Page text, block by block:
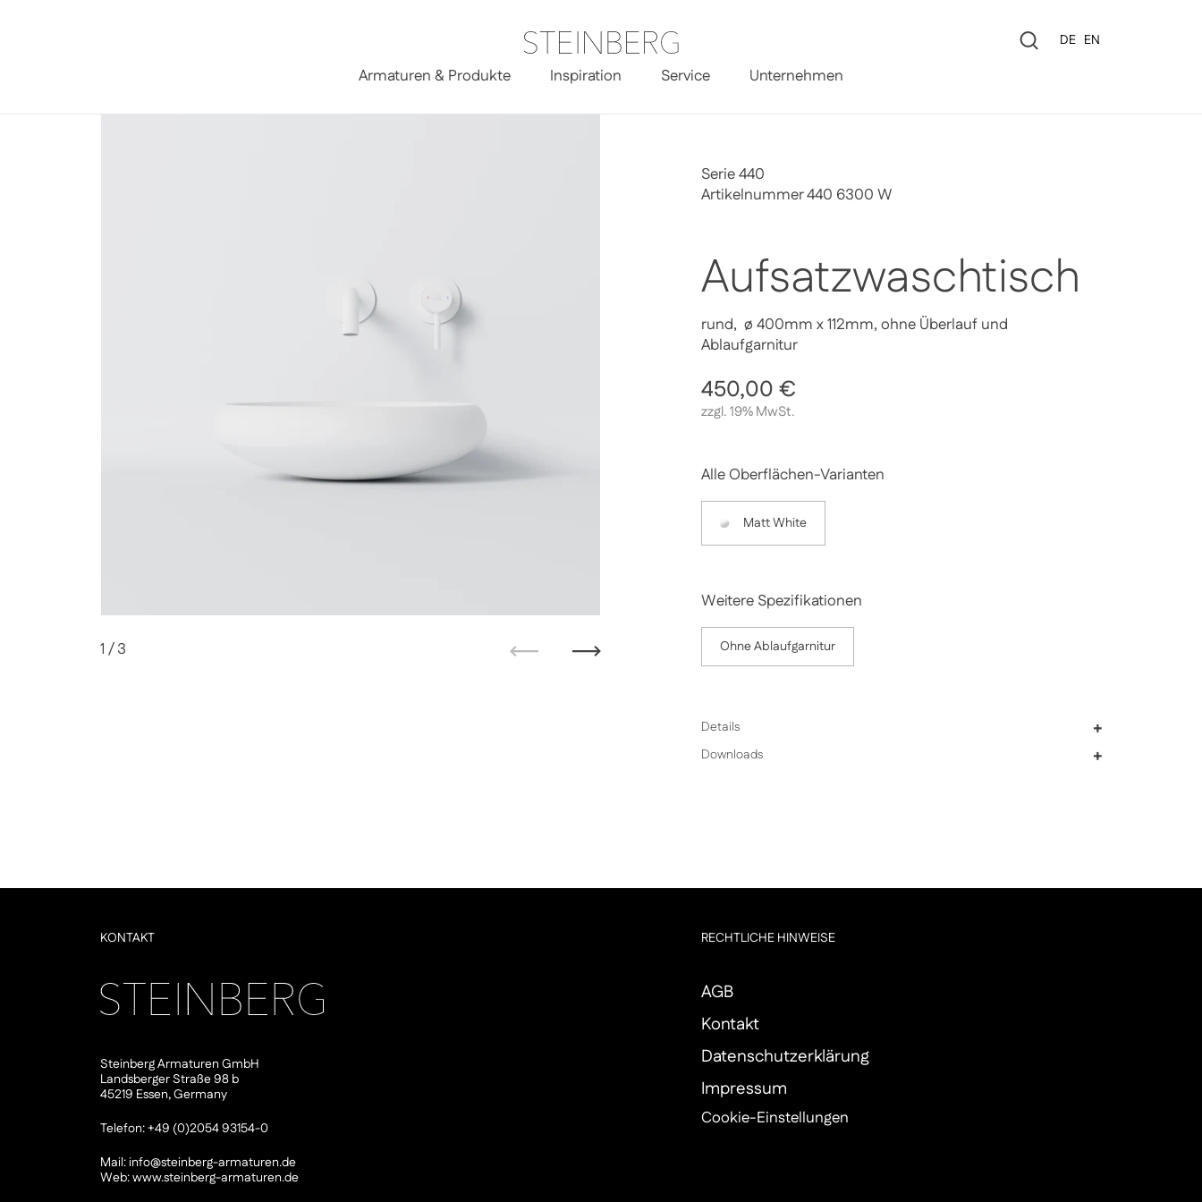
Sprache
DE EN
Armaturen & Produkte Inspiration Service Unternehmen
Aufsatzwaschtisch
rund, ø 400mm x 112mm, ohne Überlauf und
Ablaufgarnitur
Serie 440
Artikelnummer 440 6300 W
Regulärer Preis
450,00 €
zzgl. 19% MwSt.
Alle Oberflächen-Varianten
Matt White
Weitere Spezifikationen
Ohne Ablaufgarnitur
Details +
Downloads +
1 / 3
Weiter
KONTAKT
Steinberg Armaturen GmbH
Landsberger Straße 98 b
45219 Essen, Germany
Telefon: +49 (0)2054 93154-0
Mail:info@steinberg-armaturen.de
Web:www.steinberg-armaturen.de
RECHTLICHE HINWEISE
AGB
Kontakt
Datenschutzerklärung
Impressum
Cookie-Einstellungen